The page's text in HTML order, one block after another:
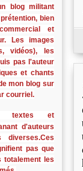
blog militant
bien
et
Les images
vidéos), les
pas l'auteur
et chants
mon blog sur
courriel.
textes et
d'auteurs
diverses.Ces
pas que
totalement les